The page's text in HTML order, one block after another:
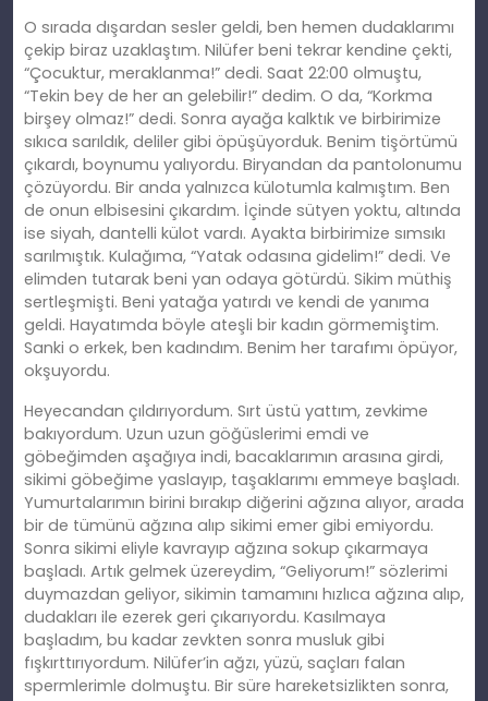
O sırada dışardan sesler geldi, ben hemen dudaklarımı
çekip biraz uzaklaştım. Nilüfer beni tekrar kendine çekti,
“Çocuktur, meraklanma!” dedi. Saat 22:00 olmuştu,
“Tekin bey de her an gelebilir!” dedim. O da, “Korkma
birşey olmaz!” dedi. Sonra ayağa kalktık ve birbirimize
sıkıca sarıldık, deliler gibi öpüşüyorduk. Benim tişörtümü
çıkardı, boynumu yalıyordu. Biryandan da pantolonumu
çözüyordu. Bir anda yalnızca külotumla kalmıştım. Ben
de onun elbisesini çıkardım. İçinde sütyen yoktu, altında
ise siyah, dantelli külot vardı. Ayakta birbirimize sımsıkı
sarılmıştık. Kulağıma, “Yatak odasına gidelim!” dedi. Ve
elimden tutarak beni yan odaya götürdü. Sikim müthiş
sertleşmişti. Beni yatağa yatırdı ve kendi de yanıma
geldi. Hayatımda böyle ateşli bir kadın görmemiştim.
Sanki o erkek, ben kadındım. Benim her tarafımı öpüyor,
okşuyordu.
Heyecandan çıldırıyordum. Sırt üstü yattım, zevkime
bakıyordum. Uzun uzun göğüslerimi emdi ve
göbeğimden aşağıya indi, bacaklarımın arasına girdi,
sikimi göbeğime yaslayıp, taşaklarımı emmeye başladı.
Yumurtalarımın birini bırakıp diğerini ağzına alıyor, arada
bir de tümünü ağzına alıp sikimi emer gibi emiyordu.
Sonra sikimi eliyle kavrayıp ağzına sokup çıkarmaya
başladı. Artık gelmek üzereydim, “Geliyorum!” sözlerimi
duymazdan geliyor, sikimin tamamını hızlıca ağzına alıp,
dudakları ile ezerek geri çıkarıyordu. Kasılmaya
başladım, bu kadar zevkten sonra musluk gibi
fışkırttırıyordum. Nilüfer’in ağzı, yüzü, saçları falan
spermlerimle dolmuştu. Bir süre hareketsizlikten sonra,